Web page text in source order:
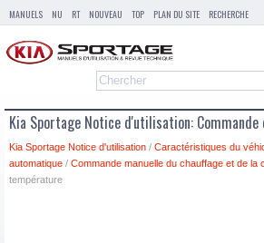
MANUELS NU RT NOUVEAU TOP PLAN DU SITE RECHERCHE
Kia Sportage Notice d'utilisation:
Kia Sportage Notice d'utilisation / Caractéristiques du
automatique / Commande manuelle du chauffage et de la
température